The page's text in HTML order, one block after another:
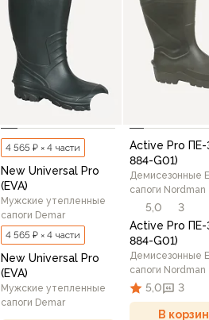
4 565 ₽ × 4 части
New Universal Pro
(EVA)
Мужские утепленные
сапоги Demar
4 565 ₽ × 4 части
New Universal Pro
(EVA)
Мужские утепленные
сапоги Demar
Active Pro ПЕ-
884-G01)
Демисезонные
сапоги Nordman
5,0
3
Active Pro ПЕ-
884-G01)
Демисезонные
сапоги Nordman
5,0 3
В